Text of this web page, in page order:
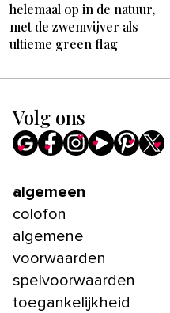
helemaal op in de natuur,
met de zwemvijver als
ultieme green flag
Volg ons
algemeen
colofon
algemene
voorwaarden
spelvoorwaarden
toegankelijkheid